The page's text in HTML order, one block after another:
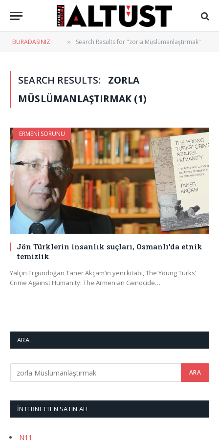
BURADASINIZ: » Search Results for "zorla Müslümanlaştırmak"
SEARCH RESULTS:
ZORLA
MÜSLÜMANLAŞTIRMAK (1)
ERMENI SORUNU
Jön Türklerin insanlık suçları, Osmanlı’da etnik
temizlik
Yalçın Ergündoğan Taner Akçam’ın yeni kitabı, The Young Turks’
Crime Against Humanity: The Armenian Genocide…
ARA…
İNTERNETTEN SATIN AL!
N11